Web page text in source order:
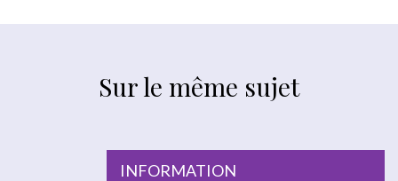
Sur le même sujet
INFORMATION